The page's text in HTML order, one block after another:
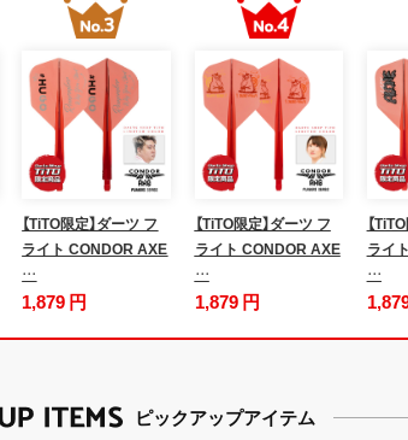
【TiTO限定】ダーツ フ
ライト CONDOR AXE
…
1,879 円
【TiTO限定】ダーツ フ
ライト CONDOR AXE
…
1,879 円
【
ライ
…
ピックアップアイテム